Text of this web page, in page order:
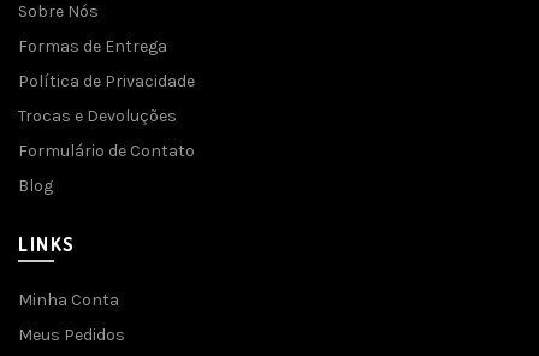
Sobre Nós
Formas de Entrega
Política de Privacidade
Trocas e Devoluções
Formulário de Contato
Blog
LINKS
Minha Conta
Meus Pedidos